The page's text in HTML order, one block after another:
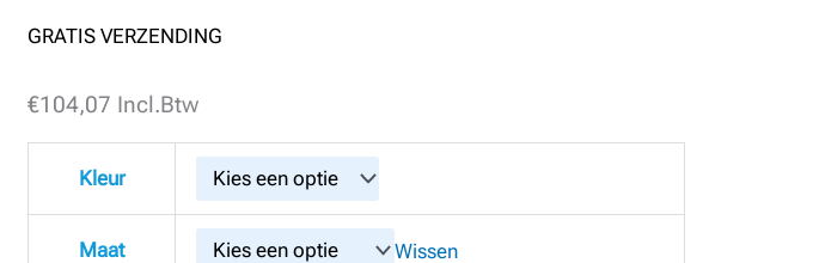
GRATIS VERZENDING
€104,07 Incl.Btw
Kleur
Maat Wissen
FHB
105445
ALBERT
Zunft-